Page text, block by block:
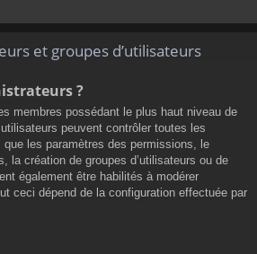
et groupes d’utilisateurs
?
membres possédant le plus haut niveau de
peuvent contrôler toutes les
les paramètres des permissions, le
la création de groupes d’utilisateurs ou de
également être habilités à modérer
ceci dépend de la configuration effectuée par